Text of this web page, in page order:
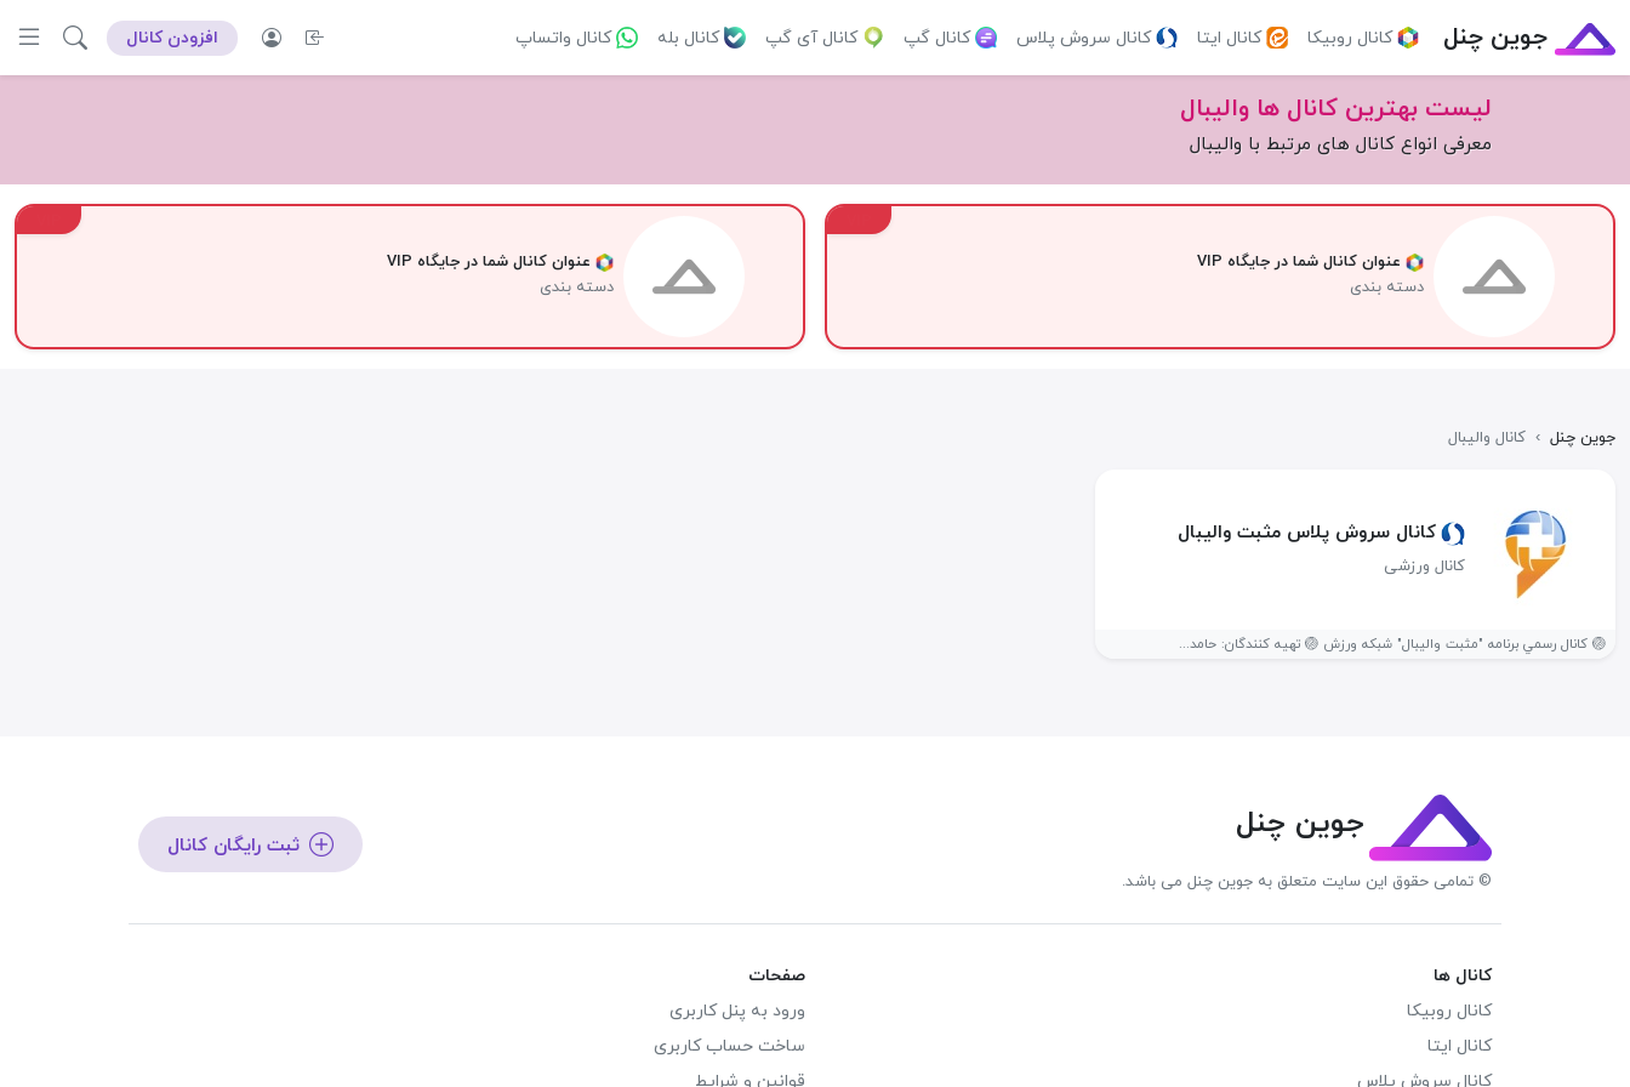
جوین چنل کانال روبیکا کانال ایتا کانال سروش پلاس کانال گپ کانال آی گپ کانال بله کانال واتساپ افزودن کانال
لیست بهترین کانال ها واليبال
معرفی انواع کانال های مرتبط با واليبال
عنوان کانال شما در جایگاه VIP
دسته بندی
عنوان کانال شما در جایگاه VIP
دسته بندی
جوین چنل › کانال واليبال
کانال سروش پلاس مثبت واليبال
کانال ورزشی
🏐 كانال رسمي برنامه "مثبت واليبال" شبكه ورزش 🏐 تهيه كنندگان: حامد...
جوین چنل
© تمامی حقوق این سایت متعلق به جوین چنل می باشد.
ثبت رایگان کانال
کانال ها
کانال روبیکا
کانال ایتا
کانال سروش پلاس
صفحات
ورود به پنل کاربری
ساخت حساب کاربری
قوانین و شرایط